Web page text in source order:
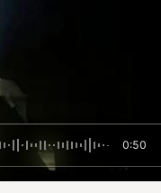
0:50